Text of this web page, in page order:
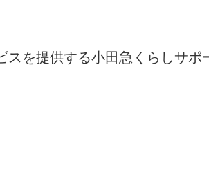
を提供する小田急くらしサ